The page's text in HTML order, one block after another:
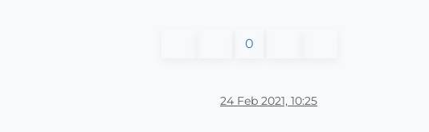
0
24 Feb 2021, 10:25